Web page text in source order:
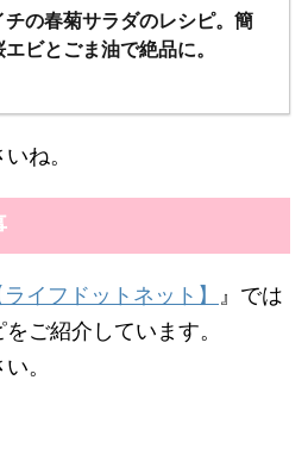
チの春菊サラダのレシピ。簡
ビとごま油で絶品に。
ね。
イフドットネット】 』では
ご紹介しています。
。